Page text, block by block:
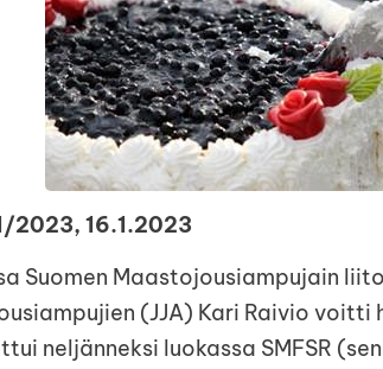
2023, 16.1.2023
Suomen Maastojousiampujain
(JJA) Kari Raivio voitti
neljänneksi luokassa SMFSR